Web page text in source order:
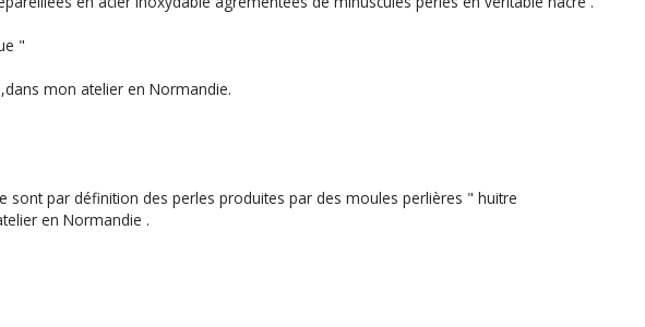
"
mon atelier en Normandie.
sont par définition des perles produites par des moules perlières " huitre
en Normandie .